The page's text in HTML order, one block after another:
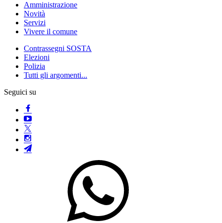
Amministrazione
Novità
Servizi
Vivere il comune
Contrassegni SOSTA
Elezioni
Polizia
Tutti gli argomenti...
Seguici su